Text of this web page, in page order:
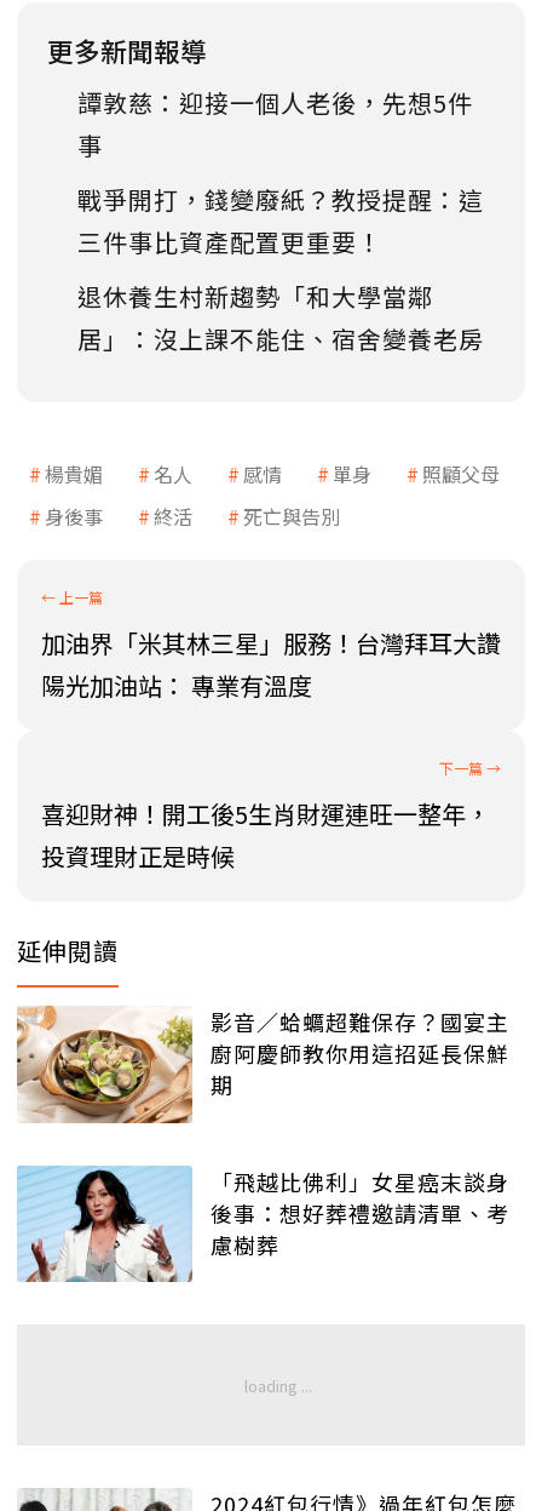
更多新聞報導
譚敦慈：迎接一個人老後，先想5件
事
戰爭開打，錢變廢紙？教授提醒：這
三件事比資產配置更重要！
退休養生村新趨勢「和大學當鄰
居」：沒上課不能住、宿舍變養老房
楊貴媚 名人 感情 單身
照顧父母
身後事
終活 死亡與告別
加油界「米其林三星」服務！台灣拜耳大讚
陽光加油站： 專業有溫度
喜迎財神！開工後5生肖財運連旺一整年，
投資理財正是時候
延伸閱讀
影音／蛤蠣超難保存？國宴主
廚阿慶師教你用這招延長保鮮
期
「飛越比佛利」女星癌末談身
後事：想好葬禮邀請清單、考
慮樹葬
2024紅包行情》過年紅包怎麼